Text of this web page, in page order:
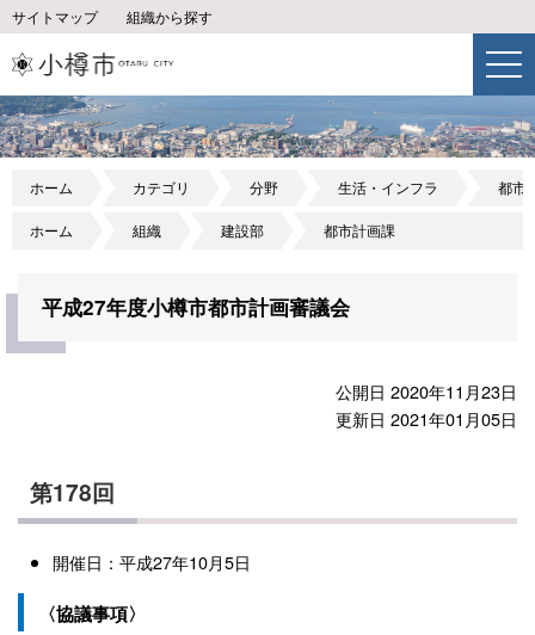
サイトマップ 組織から探す
ホーム カテゴリ 分野 生活・インフラ 都市
ホーム 組織 建設部 都市計画課
平成27年度小樽市都市計画審議会
公開日 2020年11月23日
更新日 2021年01月05日
第178回
開催日：平成27年10月5日
〈協議事項〉